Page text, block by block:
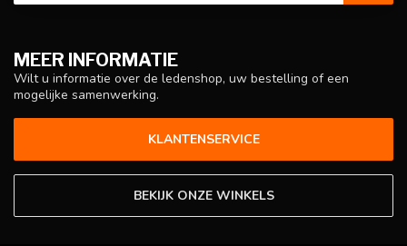
MEER INFORMATIE
Wilt u informatie over de ledenshop, uw bestelling of een
mogelijke samenwerking.
KLANTENSERVICE
BEKIJK ONZE WINKELS